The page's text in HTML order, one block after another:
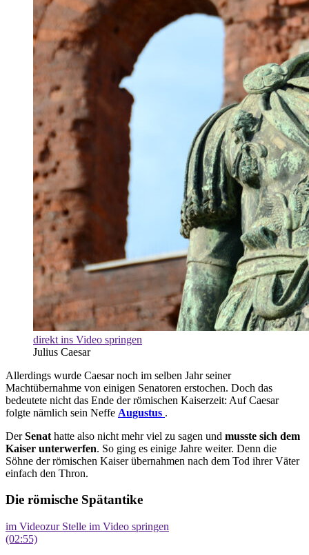
direkt ins Video springen
Julius Caesar
Allerdings wurde Caesar noch im selben Jahr seiner
Machtübernahme von einigen Senatoren erstochen. Doch das
bedeutete nicht das Ende der römischen Kaiserzeit: Auf Caesar
folgte nämlich sein Neffe Augustus .
DerSenat hatte also nicht mehr viel zu sagen und musste sich dem
Kaiser unterwerfen. So ging es einige Jahre weiter. Denn die
Söhne der römischen Kaiser übernahmen nach dem Tod ihrer Väter
einfach den Thron.
Die römische Spätantike
im Videozur Stelle im Video springen
(02:55)